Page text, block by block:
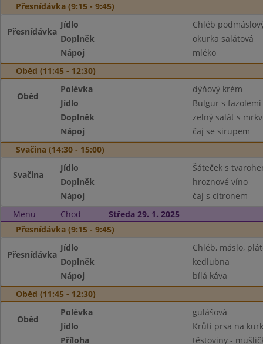
Přesnídávka (9:15 - 9:45)
Přesnídávka
Jídlo
Chléb
Doplněk
okurka salátová
Nápoj
mléko
Oběd (11:45 - 12:30)
Oběd
Polévka
dýňový krém
Jídlo
Bulgur s
Doplněk
zelný salát s
Nápoj
čaj se sirupem
Svačina (14:30 - 15:00)
Svačina
Jídlo
Šáteček s
Doplněk
hroznové víno
Nápoj
čaj s citronem
Menu
Chod
Středa 29. 1. 2025
Přesnídávka (9:15 - 9:45)
Přesnídávka
Jídlo
Chléb, máslo,
Doplněk
kedlubna
Nápoj
bílá káva
Oběd (11:45 - 12:30)
Oběd
Polévka
gulášová
Jídlo
Krůtí prsa na
Příloha
těstoviny -